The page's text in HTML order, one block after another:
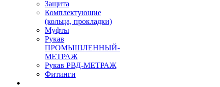
Защита
Комплектующие
(кольца, прокладки)
Муфты
Рукав
ПРОМЫШЛЕННЫЙ-
МЕТРАЖ
Рукав РВД-МЕТРАЖ
Фитинги